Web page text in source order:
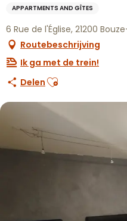
APPARTMENTS AND GÎTES
6 Rue de l'Église, 21200
Routebeschrijving
Ik ga met de trein!
Delen Ajouter aux favoris